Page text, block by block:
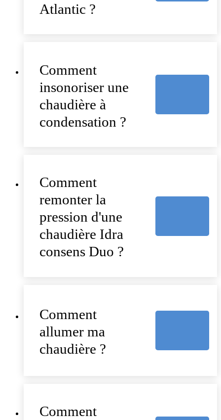
Atlantic ?
Comment
insonoriser une
chaudière à
condensation ?
Comment
remonter la
pression d'une
chaudière Idra
consens Duo ?
Comment
allumer ma
chaudière ?
Comment